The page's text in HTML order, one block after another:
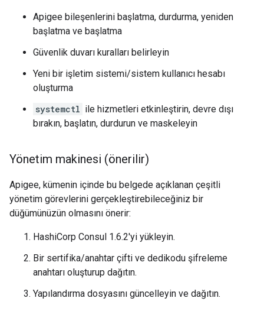
Apigee bileşenlerini başlatma, durdurma, yeniden
başlatma ve başlatma
Güvenlik duvarı kuralları belirleyin
Yeni bir işletim sistemi/sistem kullanıcı hesabı
oluşturma
systemctl ile hizmetleri etkinleştirin, devre dışı
bırakın, başlatın, durdurun ve maskeleyin
Yönetim makinesi (önerilir)
Apigee, kümenin içinde bu belgede açıklanan çeşitli
yönetim görevlerini gerçekleştirebileceğiniz bir
düğümünüzün olmasını önerir:
HashiCorp Consul 1.6.2'yi yükleyin.
Bir sertifika/anahtar çifti ve dedikodu şifreleme
anahtarı oluşturup dağıtın.
Yapılandırma dosyasını güncelleyin ve dağıtın.